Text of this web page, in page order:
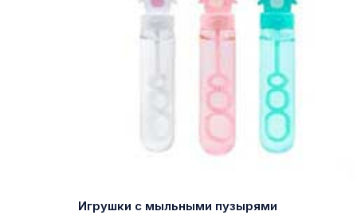
Игрушки с мыльными пузырями